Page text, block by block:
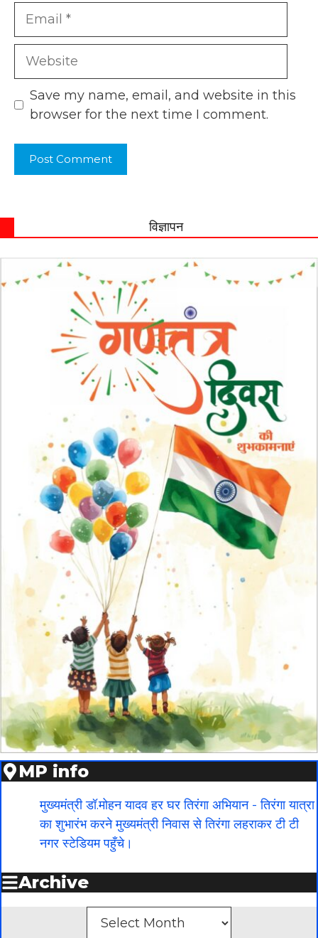
Email
Website
Save my name, email, and website in this
browser for the next time I comment.
विज्ञापन
MP info
मुख्यमंत्री डॉ.मोहन यादव हर घर तिरंगा अभियान - तिरंगा यात्रा
का शुभारंभ करने मुख्यमंत्री निवास से तिरंगा लहराकर टी टी
नगर स्टेडियम पहुँचे।
Archive